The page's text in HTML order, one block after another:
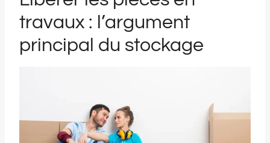
travaux : l’argument
principal du stockage